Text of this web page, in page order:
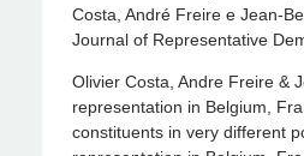
Costa, André Freire e Jean-
Journal of Representative
Olivier Costa, Andre Freire &
representation in Belgium,
constituents in very different